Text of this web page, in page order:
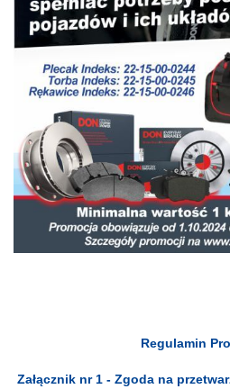
Regulamin
Załącznik nr 1 - Zgoda na